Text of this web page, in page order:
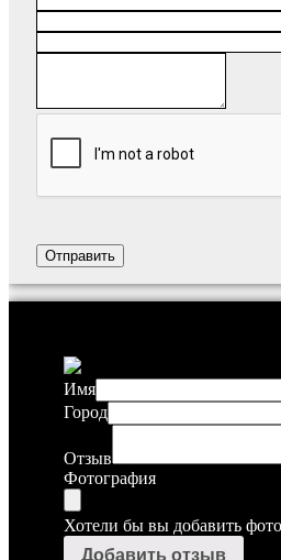
Имя
Город
Отзыв
Фотография
Хотели бы вы добавить